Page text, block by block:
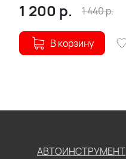
1 200 р. 1 440р.
В корзину
АВТОИНСТРУМЕНТ